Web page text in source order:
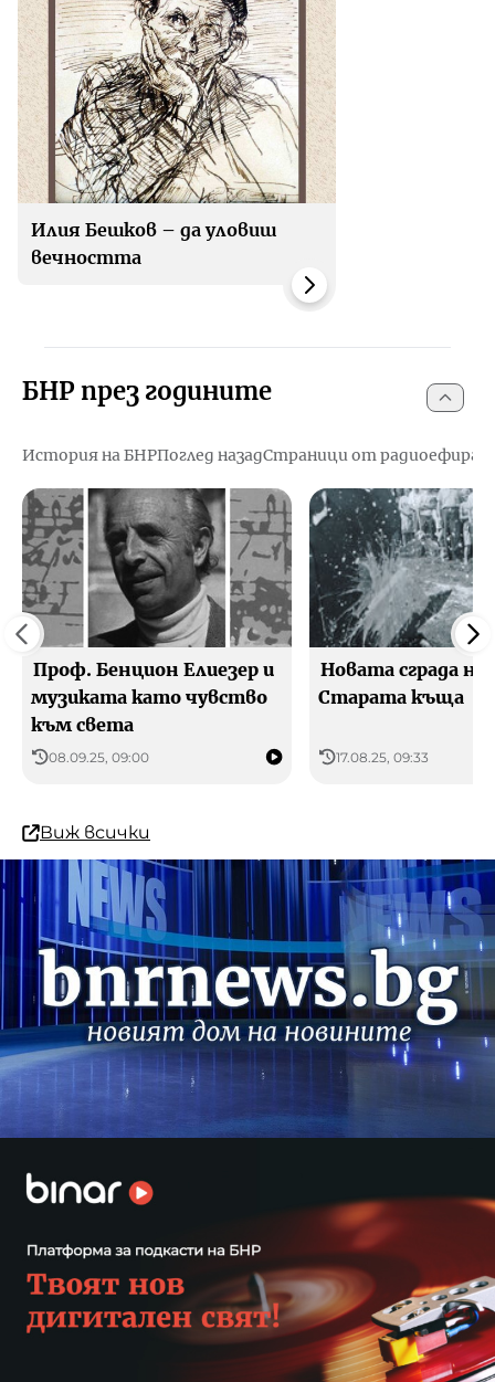
Илия Бешков – да уловиш
вечността
БНР през годините
История на БНРПоглед назадСтраници от радиоефира
Проф. Бенцион Елиезер и
музиката като чувство
към света
08.09.25, 09:00
Новата сграда на
Старата къща
17.08.25, 09:33
Виж всички